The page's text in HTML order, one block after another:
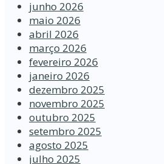
junho 2026
maio 2026
abril 2026
março 2026
fevereiro 2026
janeiro 2026
dezembro 2025
novembro 2025
outubro 2025
setembro 2025
agosto 2025
julho 2025